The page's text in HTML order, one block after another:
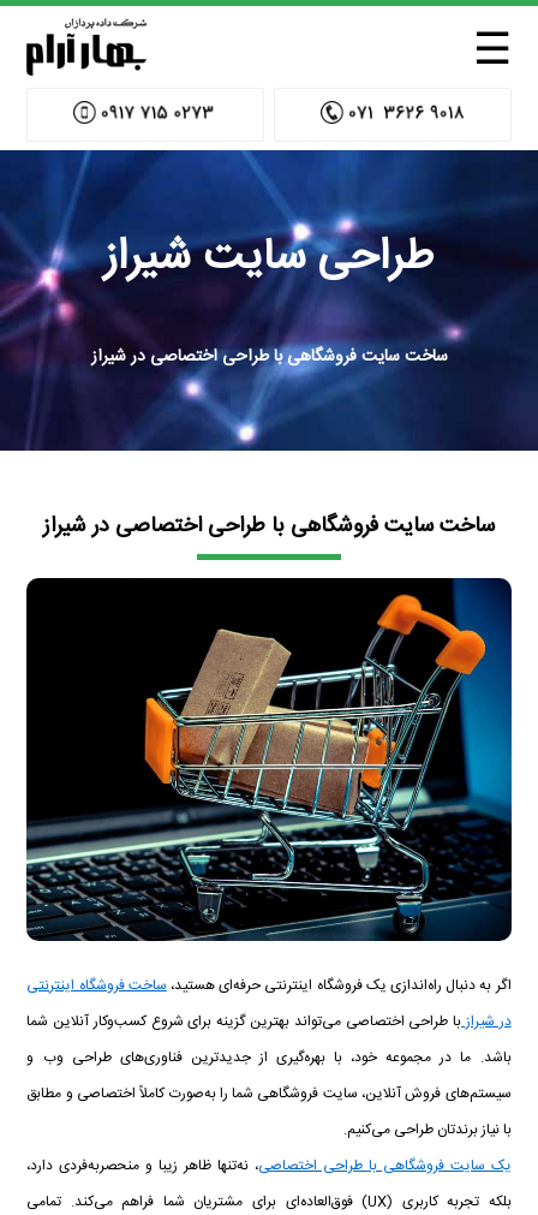
☰
طراحی سایت شیراز
ساخت سایت فروشگاهی با طراحی اختصاصی در شیراز
ساخت سایت فروشگاهی با طراحی اختصاصی در شیراز
اگر به دنبال راه‌اندازی یک فروشگاه اینترنتی حرفه‌ای هستید،ساخت فروشگاه اینترنتی
در شیرازبا طراحی اختصاصی می‌تواند بهترین گزینه برای شروع کسب‌وکار آنلاین شما
باشد. ما در مجموعه خود، با بهره‌گیری از جدیدترین فناوری‌های طراحی وب و
سیستم‌های فروش آنلاین، سایت فروشگاهی شما را به‌صورت کاملاً اختصاصی و مطابق
با نیاز برندتان طراحی می‌کنیم.
یک سایت فروشگاهی با طراحی اختصاصی، نه‌تنها ظاهر زیبا و منحصر‌به‌فردی دارد،
بلکه تجربه کاربری (UX) فوق‌العاده‌ای برای مشتریان شما فراهم می‌کند. تمامی